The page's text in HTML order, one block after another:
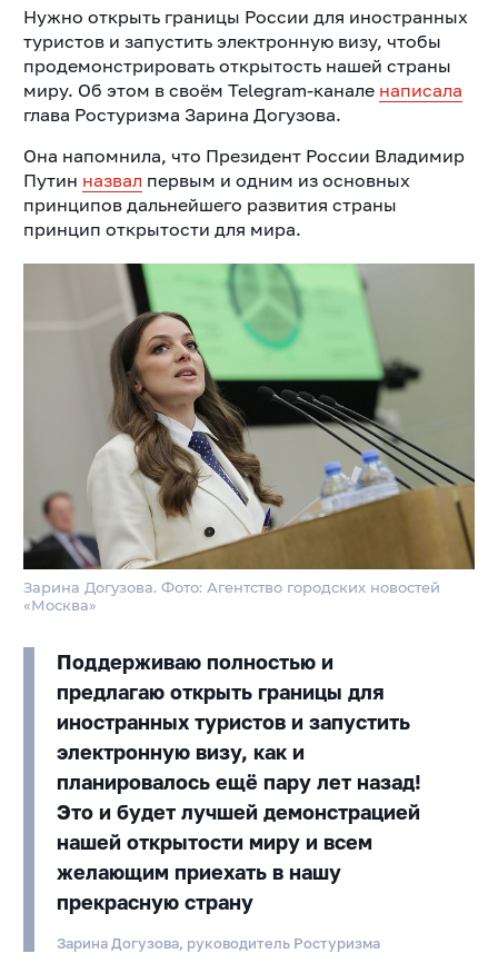
Нужно открыть границы России для иностранных
туристов и запустить электронную визу, чтобы
продемонстрировать открытость нашей страны
миру. Об этом в своём Telegram-канале написала
глава Ростуризма Зарина Догузова.
Она напомнила, что Президент России Владимир
Путин назвал первым и одним из основных
принципов дальнейшего развития страны
принцип открытости для мира.
Зарина Догузова. Фото: Агентство городских новостей
«Москва»
Поддерживаю полностью и
предлагаю открыть границы для
иностранных туристов и запустить
электронную визу, как и
планировалось ещё пару лет назад!
Это и будет лучшей демонстрацией
нашей открытости миру и всем
желающим приехать в нашу
прекрасную страну
Зарина Догузова, руководитель Ростуризма